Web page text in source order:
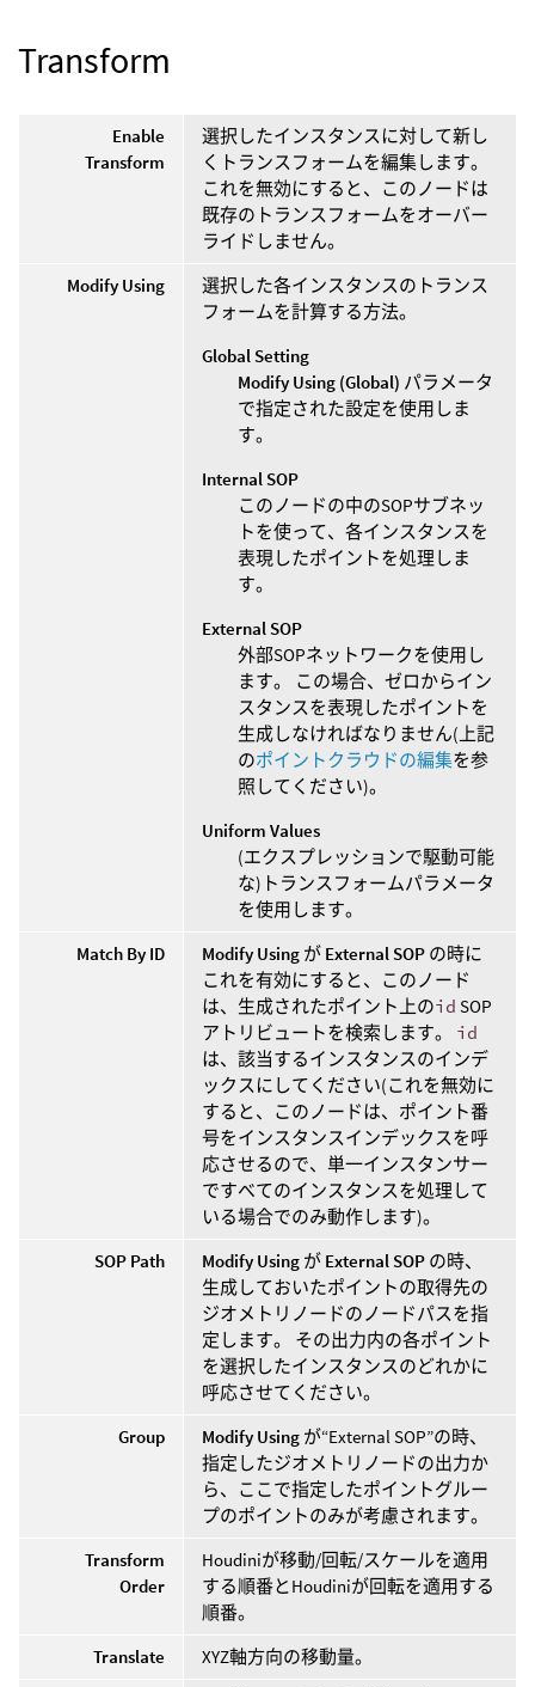
Transform
Enable
Transform
選択したインスタンスに対して新し
くトランスフォームを編集します。
これを無効にすると、このノードは
既存のトランスフォームをオーバー
ライドしません。
Modify Using
選択した各インスタンスのトランス
フォームを計算する方法。
Global Setting
Modify Using (Global) パラメータ
で指定された設定を使用しま
す。
Internal SOP
このノードの中のSOPサブネッ
トを使って、各インスタンスを
表現したポイントを処理しま
す。
External SOP
外部SOPネットワークを使用し
ます。 この場合、ゼロからイン
スタンスを表現したポイントを
生成しなければなりません(上記
のポイントクラウドの編集を参
照してください)。
Uniform Values
(エクスプレッションで駆動可能
な)トランスフォームパラメータ
を使用します。
Match By ID
Modify Using が External SOP の時に
これを有効にすると、このノード
は、生成されたポイント上のid SOP
アトリビュートを検索します。 id
は、該当するインスタンスのインデ
ックスにしてください(これを無効に
すると、このノードは、ポイント番
号をインスタンスインデックスを呼
応させるので、単一インスタンサー
ですべてのインスタンスを処理して
いる場合でのみ動作します)。
SOP Path
Modify Using が External SOP の時、
生成しておいたポイントの取得先の
ジオメトリノードのノードパスを指
定します。 その出力内の各ポイント
を選択したインスタンスのどれかに
呼応させてください。
Group
Modify Using が“External SOP”の時、
指定したジオメトリノードの出力か
ら、ここで指定したポイントグルー
プのポイントのみが考慮されます。
Transform
Order
Houdiniが移動/回転/スケールを適用
する順番とHoudiniが回転を適用する
順番。
Translate
XYZ軸方向の移動量。